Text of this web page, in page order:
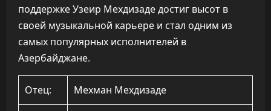
поддержке Узеир Мехдизаде достиг высот в
своей музыкальной карьере и стал одним из
самых популярных исполнителей в
Азербайджане.
Отец: Мехман Мехдизаде